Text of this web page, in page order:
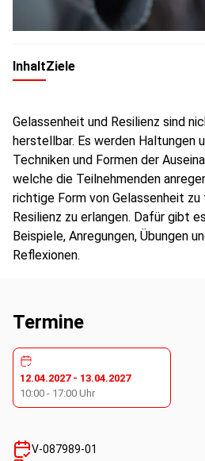
InhaltZiele
Gelassenheit und Resilienz sind
herstellbar. Es werden Haltungen
Techniken und Formen der
welche die Teilnehmenden
richtige Form von Gelassenheit zu
Resilienz zu erlangen. Dafür gibt
Beispiele, Anregungen, Übungen
Reflexionen.
Termine
12.04.2027- 13.04.2027
10:00 - 17:00 Uhr
V-087989-01